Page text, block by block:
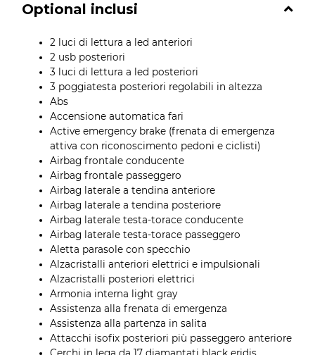
Optional inclusi
2 luci di lettura a led anteriori
2 usb posteriori
3 luci di lettura a led posteriori
3 poggiatesta posteriori regolabili in altezza
Abs
Accensione automatica fari
Active emergency brake (frenata di emergenza
attiva con riconoscimento pedoni e ciclisti)
Airbag frontale conducente
Airbag frontale passeggero
Airbag laterale a tendina anteriore
Airbag laterale a tendina posteriore
Airbag laterale testa-torace conducente
Airbag laterale testa-torace passeggero
Aletta parasole con specchio
Alzacristalli anteriori elettrici e impulsionali
Alzacristalli posteriori elettrici
Armonia interna light gray
Assistenza alla frenata di emergenza
Assistenza alla partenza in salita
Attacchi isofix posteriori più passeggero anteriore